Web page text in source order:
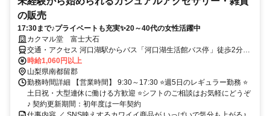
の販売
17:30まで♪プライベートも充実✨20～40代の女性活躍中
カクマル堂 富士大石
交通・アクセス 河口湖駅からバス「河口湖生活館バス停」徒歩2分、
河口湖I.C.から車で15分 ＊自転車・バイク・車通勤OK
時給1,060円以上
山梨県南都留郡
勤務時間詳細 【営業時間】 9:30～17:30 ⭐週5日のレギュラー勤務 ⭐
土日祝・大型連休に働ける方歓迎 ⭐シフトのご相談はお気軽にどうぞ
♪ 契約更新期間：初年度は一年契約